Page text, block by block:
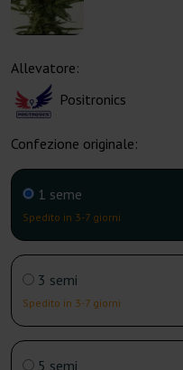
Allevatore:
Positronics
Confezione originale:
1 seme
Spedito in 3-7 giorni
3 semi
Spedito in 3-7 giorni
5 semi